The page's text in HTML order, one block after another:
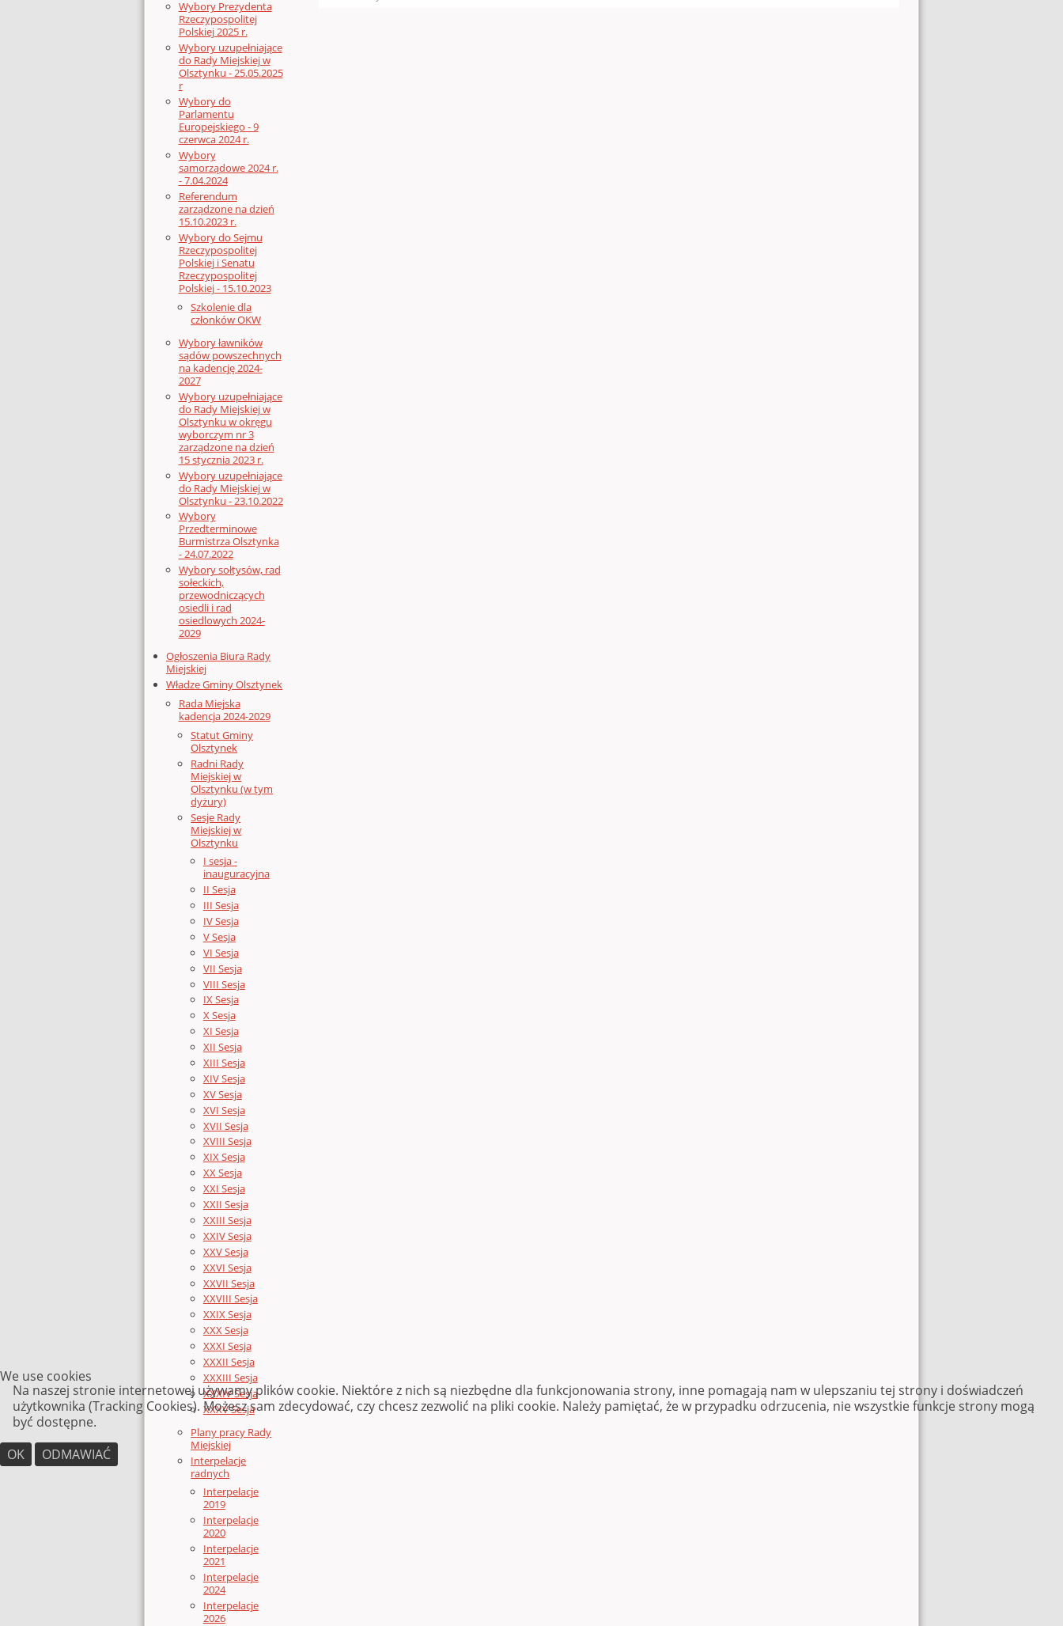
Wybory Prezydenta
Rzeczypospolitej
Polskiej 2025 r.
Wybory uzupełniające
do Rady Miejskiej w
Olsztynku - 25.05.2025
r
Wybory do
Parlamentu
Europejskiego - 9
czerwca 2024 r.
Wybory
samorządowe 2024 r.
- 7.04.2024
Referendum
zarządzone na dzień
15.10.2023 r.
Wybory do Sejmu
Rzeczypospolitej
Polskiej i Senatu
Rzeczypospolitej
Polskiej - 15.10.2023
Szkolenie dla
członków OKW
Wybory ławników
sądów powszechnych
na kadencję 2024-
2027
Wybory uzupełniające
do Rady Miejskiej w
Olsztynku w okręgu
wyborczym nr 3
zarządzone na dzień
15 stycznia 2023 r.
Wybory uzupełniające
do Rady Miejskiej w
Olsztynku - 23.10.2022
Wybory
Przedterminowe
Burmistrza Olsztynka
- 24.07.2022
Wybory sołtysów, rad
sołeckich,
przewodniczących
osiedli i rad
osiedlowych 2024-
2029
Ogłoszenia Biura Rady
Miejskiej
Władze Gminy Olsztynek
Rada Miejska
kadencja 2024-2029
Statut Gminy
Olsztynek
Radni Rady
Miejskiej w
Olsztynku (w tym
dyżury)
Sesje Rady
Miejskiej w
Olsztynku
I sesja -
inauguracyjna
II Sesja
III Sesja
IV Sesja
V Sesja
VI Sesja
VII Sesja
VIII Sesja
IX Sesja
X Sesja
XI Sesja
XII Sesja
XIII Sesja
XIV Sesja
XV Sesja
XVI Sesja
XVII Sesja
XVIII Sesja
XIX Sesja
XX Sesja
XXI Sesja
XXII Sesja
XXIII Sesja
XXIV Sesja
XXV Sesja
XXVI Sesja
XXVII Sesja
XXVIII Sesja
XXIX Sesja
XXX Sesja
XXXI Sesja
XXXII Sesja
XXXIII Sesja
XXXIV Sesja
XXXV Sesja
Plany pracy Rady
Miejskiej
Interpelacje
radnych
Interpelacje
2019
Interpelacje
2020
Interpelacje
2021
Interpelacje
2024
Interpelacje
2026
We use cookies
Na naszej stronie internetowej używamy plików cookie. Niektóre z nich są niezbędne dla funkcjonowania strony, inne pomagają nam w ulepszaniu tej strony i doświadczeń
użytkownika (Tracking Cookies). Możesz sam zdecydować, czy chcesz zezwolić na pliki cookie. Należy pamiętać, że w przypadku odrzucenia, nie wszystkie funkcje strony mogą
być dostępne.
OK
ODMAWIAĆ